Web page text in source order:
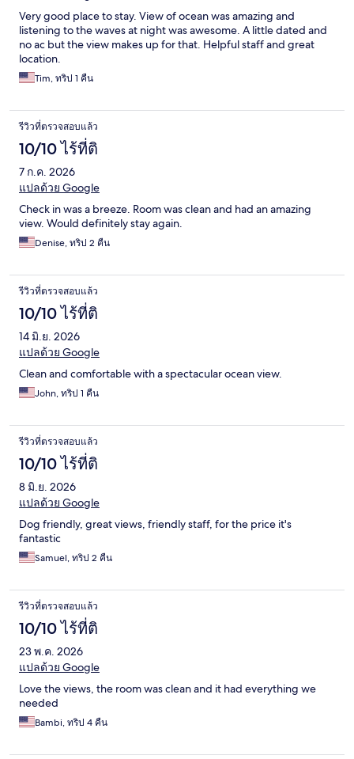
Very good place to stay. View of ocean was amazing and
listening to the waves at night was awesome. A little dated and
no ac but the view makes up for that. Helpful staff and great
location.
Tim, ทริป 1 คืน
รีวิวที่ตรวจสอบแล้ว
10/10 ไร้ที่ติ
7 ก.ค. 2026
แปลด้วย Google
Check in was a breeze. Room was clean and had an amazing
view. Would definitely stay again.
Denise, ทริป 2 คืน
รีวิวที่ตรวจสอบแล้ว
10/10 ไร้ที่ติ
14 มิ.ย. 2026
แปลด้วย Google
Clean and comfortable with a spectacular ocean view.
John, ทริป 1 คืน
รีวิวที่ตรวจสอบแล้ว
10/10 ไร้ที่ติ
8 มิ.ย. 2026
แปลด้วย Google
Dog friendly, great views, friendly staff, for the price it's
fantastic
Samuel, ทริป 2 คืน
รีวิวที่ตรวจสอบแล้ว
10/10 ไร้ที่ติ
23 พ.ค. 2026
แปลด้วย Google
Love the views, the room was clean and it had everything we
needed
Bambi, ทริป 4 คืน